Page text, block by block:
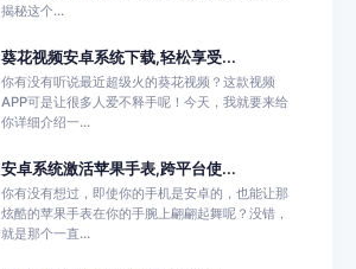
揭秘这个...
葵花视频安卓系统下载,轻松享受...
你有没有听说最近超级火的葵花视频？这款视频
APP可是让很多人爱不释手呢！今天，我就要来给
你详细介绍一...
安卓系统激活苹果手表,跨平台使...
你有没有想过，即使你的手机是安卓的，也能让那
炫酷的苹果手表在你的手腕上翩翩起舞呢？没错，
就是那个一直...